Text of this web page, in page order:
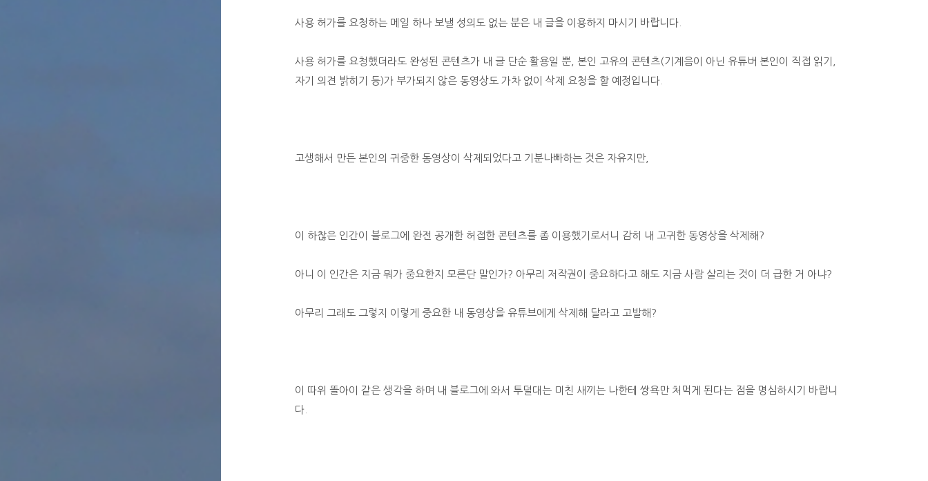
사용 허가를 요청하는 메일 하나 보낼 성의도 없는 분은 내 글을 이용하지 마시기 바랍니다.
사용 허가를 요청했더라도 완성된 콘텐츠가 내 글 단순 활용일 뿐, 본인 고유의 콘텐츠(기계음이 아닌 유튜버 본인이 직접 읽기,
자기 의견 밝히기 등)가 부가되지 않은 동영상도 가차 없이 삭제 요청을 할 예정입니다.
고생해서 만든 본인의 귀중한 동영상이 삭제되었다고 기분나빠하는 것은 자유지만,
이 하찮은 인간이 블로그에 완전 공개한 허접한 콘텐츠를 좀 이용했기로서니 감히 내 고귀한 동영상을 삭제해?
아니 이 인간은 지금 뭐가 중요한지 모른단 말인가? 아무리 저작권이 중요하다고 해도 지금 사람 살리는 것이 더 급한 거 아냐?
아무리 그래도 그렇지 이렇게 중요한 내 동영상을 유튜브에게 삭제해 달라고 고발해?
이 따위 똘아이 같은 생각을 하며 내 블로그에 와서 투덜대는 미친 새끼는 나한테 쌍욕만 처먹게 된다는 점을 명심하시기 바랍니
다.